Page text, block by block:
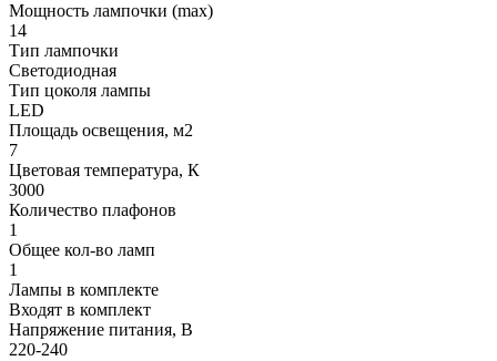
Мощность лампочки (max)
14
Тип лампочки
Светодиодная
Тип цоколя лампы
LED
Площадь освещения, м2
7
Цветовая температура, К
3000
Количество плафонов
1
Общее кол-во ламп
1
Лампы в комплекте
Входят в комплект
Напряжение питания, В
220-240